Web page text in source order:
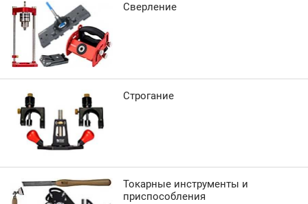
Сверление
Строгание
Токарные инструменты и
приспособления